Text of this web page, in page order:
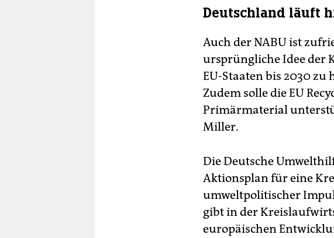
Deutschland läuft
Auch der NABU ist
ursprüngliche Idee der
EU-Staaten bis 2030 zu
Zudem solle die EU
Primärmaterial
Miller.
Die Deutsche
Aktionsplan für eine
umweltpolitischer
gibt in der
europäischen